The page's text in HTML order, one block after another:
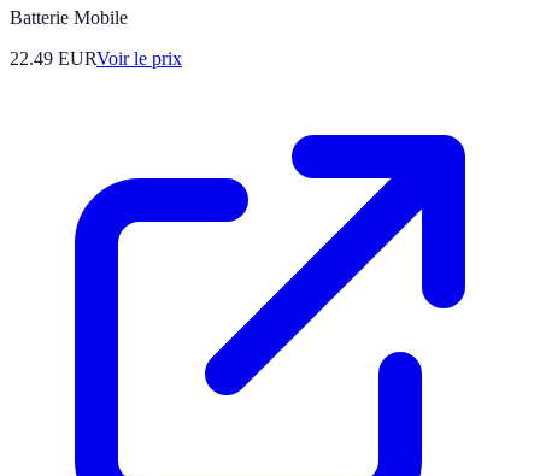
Batterie Mobile
22.49 EURVoir le prix